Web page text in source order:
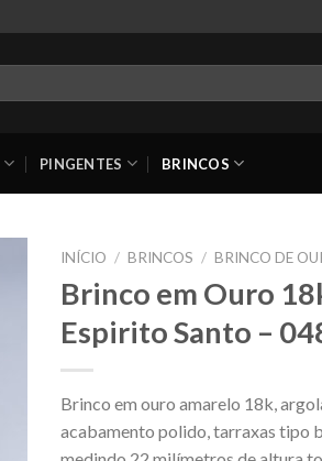
PINGENTES BRINCOS
INÍCIO / BRINCOS / BRINCO DE
Brinco em Ouro
Espirito Santo –
Brinco em ouro amarelo 18k,
acabamento polido, tarraxas tipo